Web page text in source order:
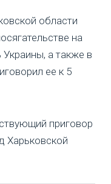
области
на
а также в
ее к 5
приговор
Харьковской